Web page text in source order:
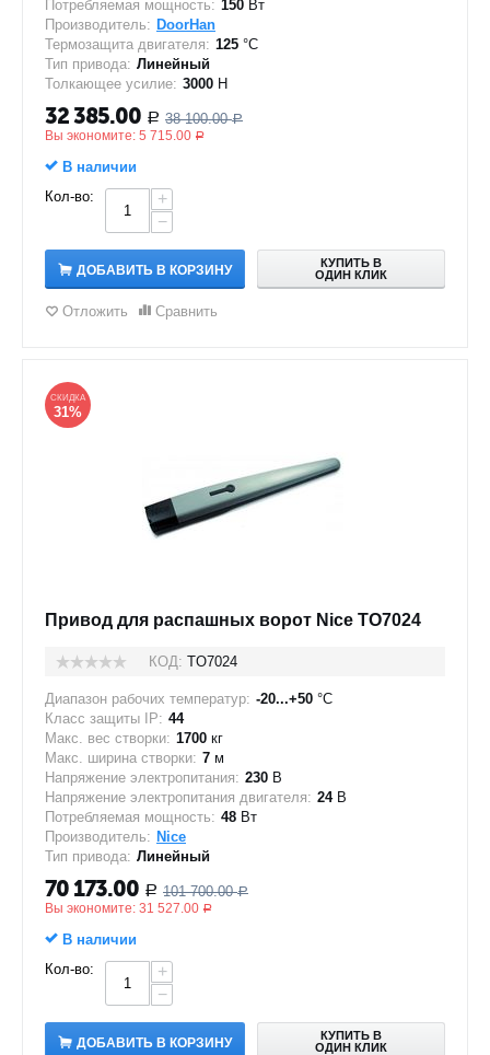
Потребляемая мощность: 150 Вт
Производитель: DoorHan
Термозащита двигателя: 125 °C
Тип привода: Линейный
Толкающее усилие: 3000 Н
32 385.00 Р 38 100.00 Р
Вы экономите: 5 715.00 Р
В наличии
Кол-во:
+
−
ДОБАВИТЬ В КОРЗИНУ
КУПИТЬ В
ОДИН КЛИК
Отложить Сравнить
СКИДКА
31%
Привод для распашных ворот Nice TO7024
КОД: TO7024
Диапазон рабочих температур: -20...+50 °C
Класс защиты IP: 44
Макс. вес створки: 1700 кг
Макс. ширина створки: 7 м
Напряжение электропитания: 230 В
Напряжение электропитания двигателя: 24В
Потребляемая мощность: 48 Вт
Производитель: Nice
Тип привода: Линейный
70 173.00 Р 101 700.00 Р
Вы экономите: 31 527.00 Р
В наличии
Кол-во:
+
−
ДОБАВИТЬ В КОРЗИНУ
КУПИТЬ В
ОДИН КЛИК